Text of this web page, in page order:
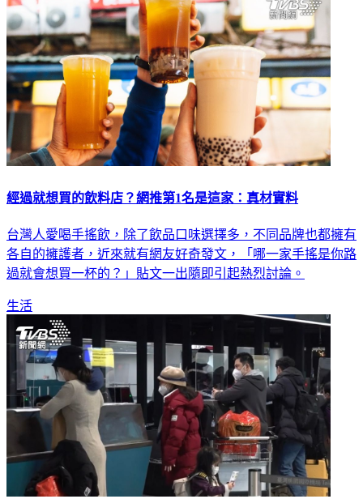
經過就想買的飲料店？網推第1名是這家：真材實料
台灣人愛喝手搖飲，除了飲品口味選擇多，不同品牌也都擁有
各自的擁護者，近來就有網友好奇發文，「哪一家手搖是你路
過就會想買一杯的？」貼文一出隨即引起熱烈討論。
生活